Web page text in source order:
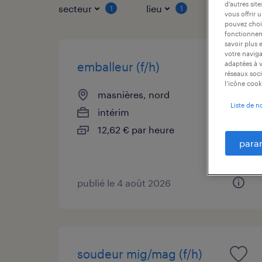
secteur 1 lieu 1 type de
emballeur (f/h)
masnières, nord
intérim
12,62 € par heure
publié le 4 août 2026
soudeur mig/mag (f/h)
d’autres
vous offrir
pouvez
savoir plus
votre
adaptées à
réseaux
l’icône
Liste de